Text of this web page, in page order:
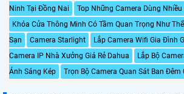
Ninh Tại Đồng Nai
Top Những Camera Dùng
Khóa Cửa Thông Minh Có Tầm Quan Trọng Như
Sạn
Camera Starlight Lắp Camera Wifi Gia Đình
Camera IP Nhà Xưởng Giá Rẻ Dahua
Lắp Bộ
Ánh Sáng Kép
Trọn Bộ Camera Quan Sát Ban Đêm